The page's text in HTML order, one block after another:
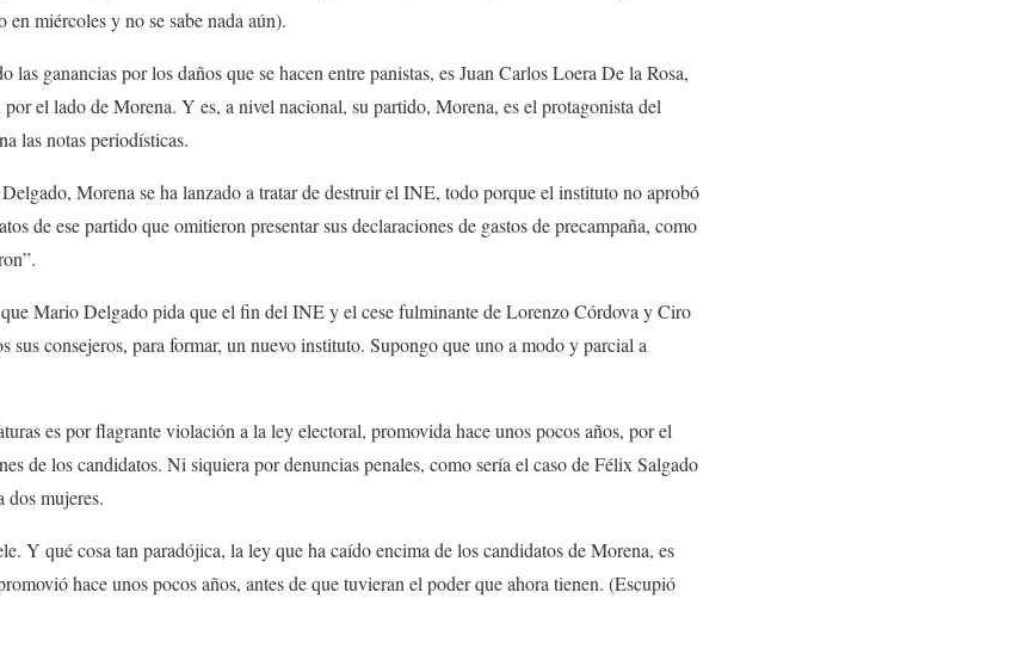
miércoles y no se sabe nada aún).
las ganancias por los daños que se hacen entre panistas, es Juan Carlos Loera De la Rosa,
el lado de Morena. Y es, a nivel nacional, su partido, Morena, es el protagonista del
las notas periodísticas.
Morena se ha lanzado a tratar de destruir el INE, todo porque el instituto no aprobó
de ese partido que omitieron presentar sus declaraciones de gastos de precampaña, como
Mario Delgado pida que el fin del INE y el cese fulminante de Lorenzo Córdova y Ciro
sus consejeros, para formar, un nuevo instituto. Supongo que uno a modo y parcial a
es por flagrante violación a la ley electoral, promovida hace unos pocos años, por el
de los candidatos. Ni siquiera por denuncias penales, como sería el caso de Félix Salgado
dos mujeres.
Y qué cosa tan paradójica, la ley que ha caído encima de los candidatos de Morena, es
hace unos pocos años, antes de que tuvieran el poder que ahora tienen. (Escupió